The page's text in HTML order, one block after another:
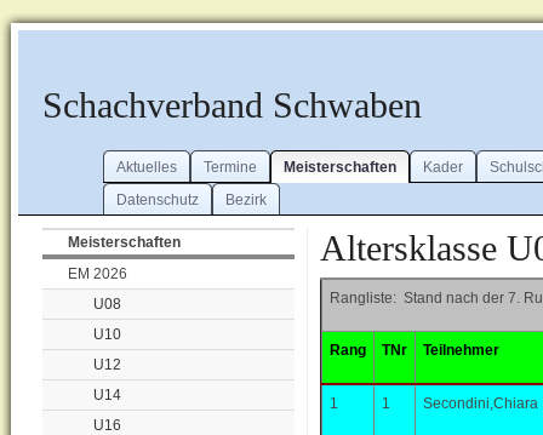
Schachverband Schwaben
Aktuelles Termine Meisterschaften Kader
Datenschutz
Bezirk
Meisterschaften
EM 2026
U08
U10
U12
U14
U16
Altersklasse
Rangliste: Stand nach der 7.
Rang TNr Teilnehmer
1 1 Secondini,Chiara